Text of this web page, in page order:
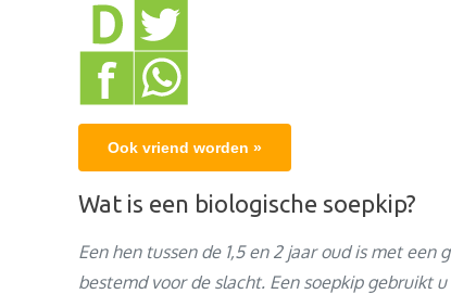
Ook vriend worden »
Wat is een biologische soepkip?
Een hen tussen de 1,5 en 2 jaar oud is met
bestemd voor de slacht. Een soepkip gebruikt